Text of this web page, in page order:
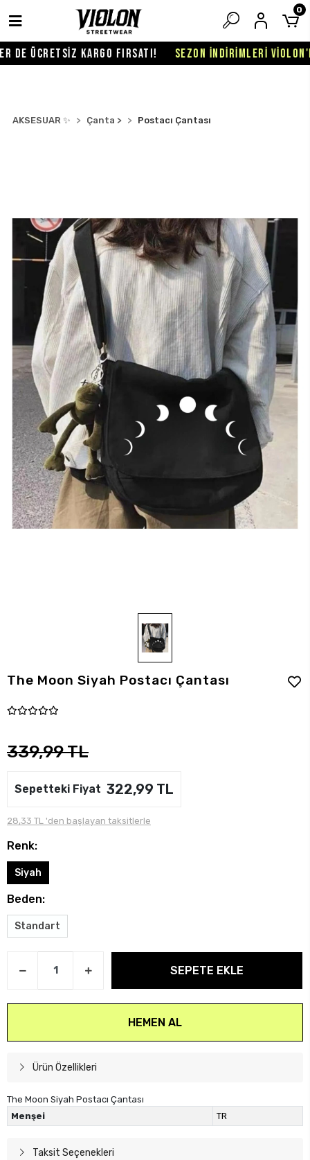
ÜCRETSİZ KARGO FIRSATI! SEZON İNDİRİMLERİ
0
AKSESUAR ✨ Çanta > Postacı Çantası
The Moon Siyah Postacı Çantası
339,99 TL
Sepetteki Fiyat 322,99 TL
28,33 TL 'den başlayan taksitlerle
Renk:
Siyah
Beden:
Standart
SEPETE EKLE
HEMEN AL
Ürün Özellikleri
The Moon Siyah Postacı Çantası
Menşei
TR
Taksit Seçenekleri